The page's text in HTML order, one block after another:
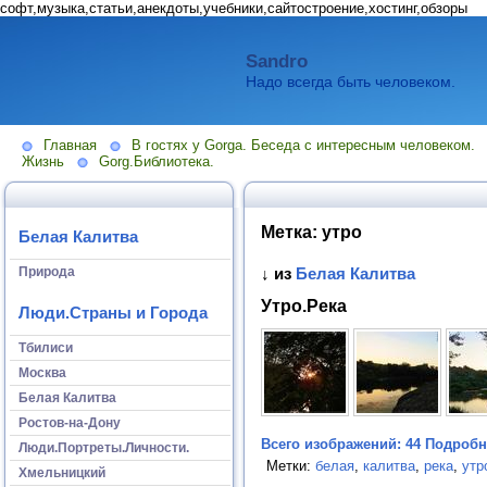
софт,музыка,статьи,анекдоты,учебники,сайтостроение,хостинг,обзоры
Sandro
Надо всегда быть человеком.
Главная
В гостях у Gorga. Беседа с интересным человеком.
Жизнь
Gorg.Библиотека.
Белая Калитва
Природа
Люди.Страны и Города
Тбилиси
Москва
Белая Калитва
Ростов-на-Дону
Люди.Портреты.Личности.
Хмельницкий
Метка: утро
↓ из Белая Калитва
Утро.Река
Всего изображений: 44
Метки: белая, калитва, река,